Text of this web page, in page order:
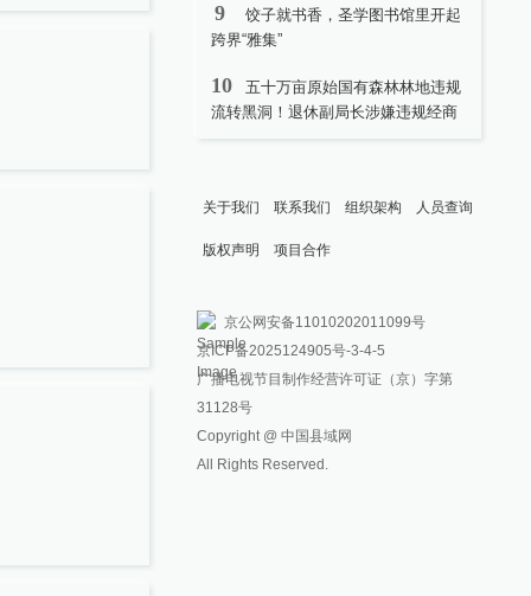
9
饺子就书香，圣学图书馆里开起
跨界“雅集”
10
五十万亩原始国有森林林地违规
流转黑洞！退休副局长涉嫌违规经商
关于我们 联系我们 组织架构 人员查询
版权声明 项目合作
京公网安备11010202011099号
京ICP备2025124905号-3-4-5
广播电视节目制作经营许可证（京）字第
31128号
Copyright @ 中国县域网
All Rights Reserved.